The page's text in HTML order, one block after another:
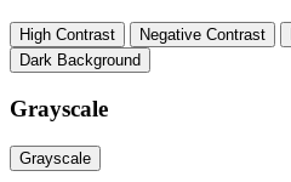
High Contrast Negative Contrast
Dark Background
Grayscale
Grayscale